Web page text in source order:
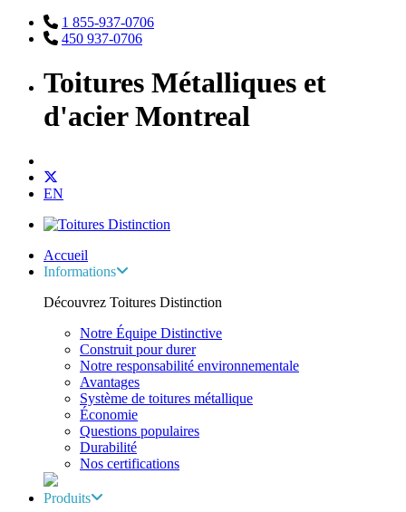
1 855-937-0706
450 937-0706
Toitures Métalliques et
d'acier Montreal
EN
Accueil
Informations
Découvrez Toitures Distinction
Notre Équipe Distinctive
Construit pour durer
Notre responsabilité environnementale
Avantages
Système de toitures métallique
Économie
Questions populaires
Durabilité
Nos certifications
Produits